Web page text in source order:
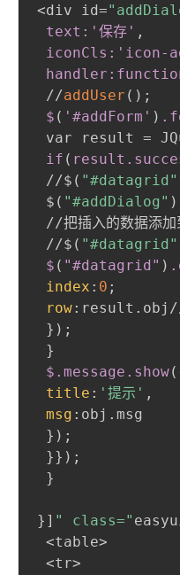
<div id=
text:'保存' ,
iconCls:'icon-
handler
//addUser ( ) ;
$ ( ' #addForm ' )
var result =
if ( result
//$ ( "#datagrid"
$ ( "#addDialog" )
//把插入的数据添加
//$ ( "#datagrid"
$ ( "#datagrid " )
index : 0 ;
row: result.obj//
} ) ;
}
$ .message .show(
title : '提示' ,
msg : obj.msg
} ) ;
}} ) ;
}
} ] " class="
<table>
<tr>